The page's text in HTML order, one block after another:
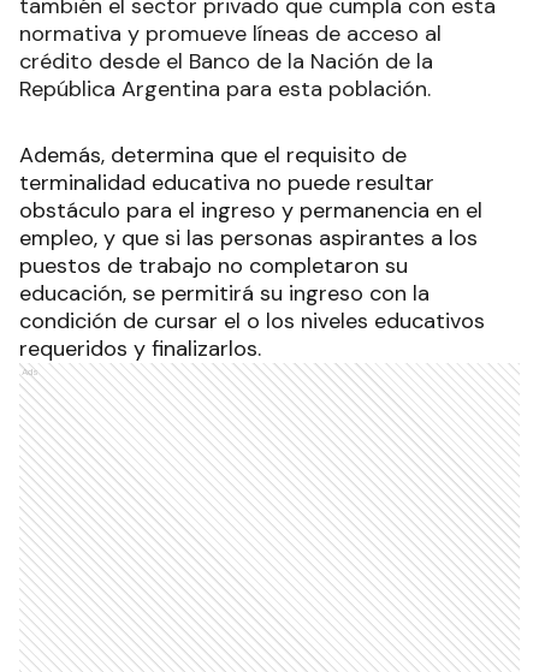
también el sector privado que cumpla con esta
normativa y promueve líneas de acceso al
crédito desde el Banco de la Nación de la
República Argentina para esta población.
Además, determina que el requisito de
terminalidad educativa no puede resultar
obstáculo para el ingreso y permanencia en el
empleo, y que si las personas aspirantes a los
puestos de trabajo no completaron su
educación, se permitirá su ingreso con la
condición de cursar el o los niveles educativos
requeridos y finalizarlos.
Ads